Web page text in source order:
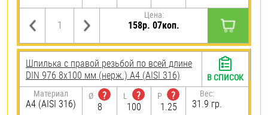
Цена:
158р. 07коп.
Шпилька с правой резьбой по всей длине
DIN 976 8х100 мм (нерж.) A4 (AISI 316)
Материал
A4 (AISI 316)
Ø
?
8
L
?
100
P
?
1.25
Вес:
31.9 гр.
В СПИСОК